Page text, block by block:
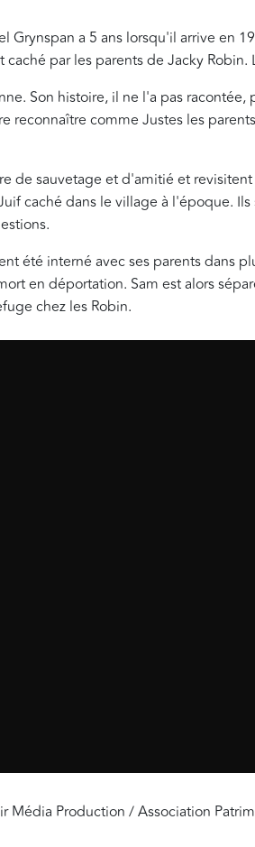
Grynspan a 5 ans lorsqu'il arrive en
par les parents de Jacky
Son histoire, il ne l'a pas racontée,
reconnaître comme Justes les
de sauvetage et d'amitié et
caché dans le village à l'époque.
été interné avec ses parents dans
en déportation. Sam est alors
chez les Robin.
Média Production / Association